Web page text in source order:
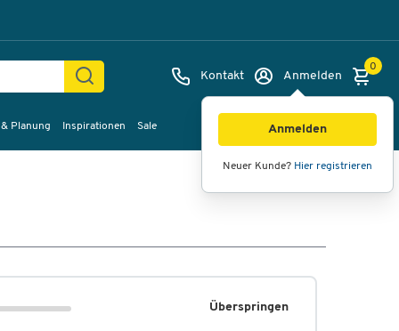
Kontakt Anmelden
Anmelden
Neuer Kunde? Hier registrieren
0
Planung Inspirationen Sale
Überspringen